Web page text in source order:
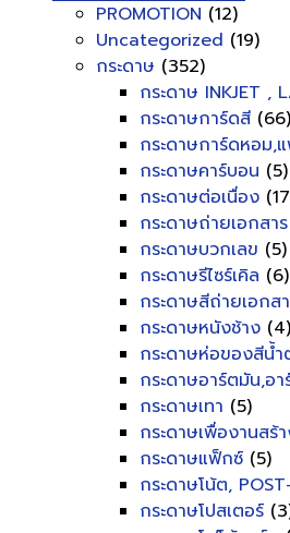
PROMOTION (12)
Uncategorized (19)
กระดาษ (352)
กระดาษ INKJET ,
กระดาษการ์ดสี (66)
กระดาษการ์ดหอม,
กระดาษคาร์บอน (5)
กระดาษต่อเนื่อง
กระดาษถ่ายเอกสาร
กระดาษบวกเลข (5)
กระดาษรีไซร์เคิล (6)
กระดาษสีถ่ายเอกส
กระดาษหนังช้าง (4)
กระดาษห่อของสีน้ำ
กระดาษอาร์ตมัน,อ
กระดาษเทา (5)
กระดาษเพื่องานสร้
กระดาษแฟ็กซ์ (5)
กระดาษโน้ต,
กระดาษโปสเตอร์